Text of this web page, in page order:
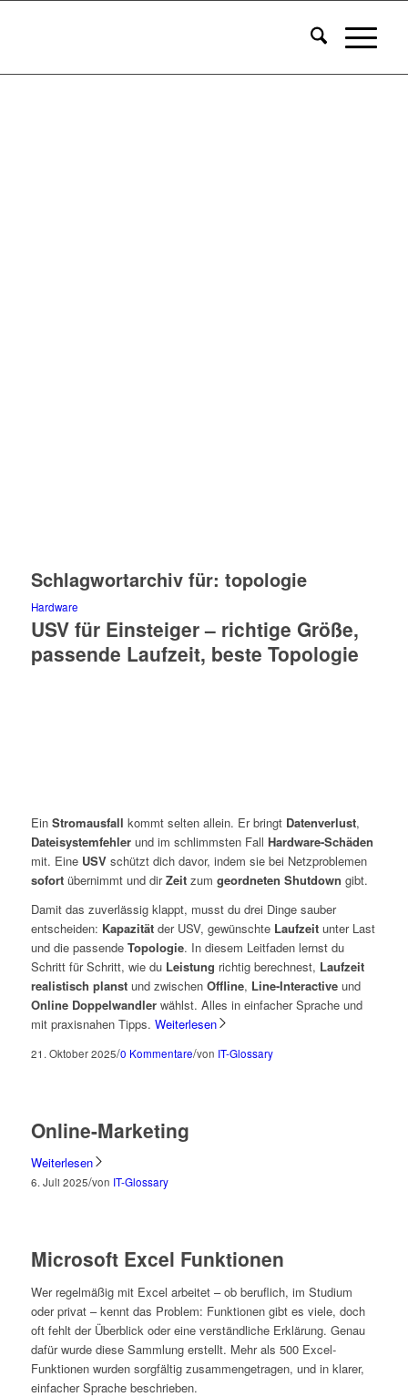
Schlagwortarchiv für: topologie
Hardware
USV für Einsteiger – richtige Größe,
passende Laufzeit, beste Topologie
Ein Stromausfall kommt selten allein. Er bringt Datenverlust,
Dateisystemfehlerund im schlimmsten Fall Hardware-Schäden
mit. Eine USVschützt dich davor, indem sie bei Netzproblemen
sofortübernimmt und dirZeitzum geordneten Shutdown gibt.
Damit das zuverlässig klappt, musst du drei Dinge sauber
entscheiden: Kapazitätder USV, gewünschte Laufzeitunter Last
und die passende Topologie. In diesem Leitfaden lernst du
Schritt für Schritt, wie du Leistung richtig berechnest, Laufzeit
realistisch planstund zwischen Offline, Line-Interactiveund
Online Doppelwandlerwählst. Alles in einfacher Sprache und
mit praxisnahen Tipps. Weiterlesen
21. Oktober 2025/0 Kommentare/von IT-Glossary
Online-Marketing
Weiterlesen
6. Juli 2025/von IT-Glossary
Microsoft Excel Funktionen
Wer regelmäßig mit Excel arbeitet – ob beruflich, im Studium
oder privat – kennt das Problem: Funktionen gibt es viele, doch
oft fehlt der Überblick oder eine verständliche Erklärung. Genau
dafür wurde diese Sammlung erstellt. Mehr als 500 Excel-
Funktionen wurden sorgfältig zusammengetragen, und in klarer,
einfacher Sprache beschrieben.